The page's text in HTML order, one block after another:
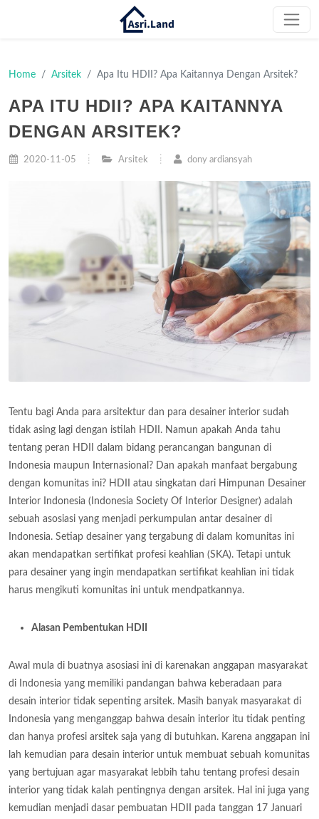
Home Arsitek Apa Itu HDII? Apa Kaitannya Dengan Arsitek?
APA ITU HDII? APA KAITANNYA
DENGAN ARSITEK?
2020-11-05 Arsitek dony ardiansyah
Tentu bagi Anda para arsitektur dan para desainer interior sudah
tidak asing lagi dengan istilah HDII. Namun apakah Anda tahu
tentang peran HDII dalam bidang perancangan bangunan di
Indonesia maupun Internasional? Dan apakah manfaat bergabung
dengan komunitas ini? HDII atau singkatan dari Himpunan Desainer
Interior Indonesia (Indonesia Society Of Interior Designer) adalah
sebuah asosiasi yang menjadi perkumpulan antar desainer di
Indonesia. Setiap desainer yang tergabung di dalam komunitas ini
akan mendapatkan sertifikat profesi keahlian (SKA). Tetapi untuk
para desainer yang ingin mendapatkan sertifikat keahlian ini tidak
harus mengikuti komunitas ini untuk mendpatkannya.
Alasan Pembentukan HDII
Awal mula di buatnya asosiasi ini di karenakan anggapan masyarakat
di Indonesia yang memiliki pandangan bahwa keberadaan para
desain interior tidak sepenting arsitek. Masih banyak masyarakat di
Indonesia yang menganggap bahwa desain interior itu tidak penting
dan hanya profesi arsitek saja yang di butuhkan. Karena anggapan ini
lah kemudian para desain interior untuk membuat sebuah komunitas
yang bertujuan agar masyarakat lebbih tahu tentang profesi desain
interior yang tidak kalah pentingnya dengan arsitek. Hal ini juga yang
kemudian menjadi dasar pembuatan HDII pada tanggan 17 Januari